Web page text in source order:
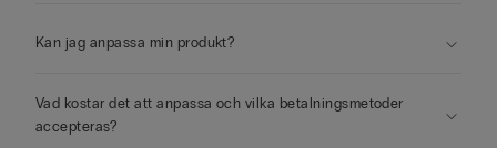
Kan jag anpassa min produkt?
Vad kostar det att anpassa och vilka betalningsmetoder
accepteras?